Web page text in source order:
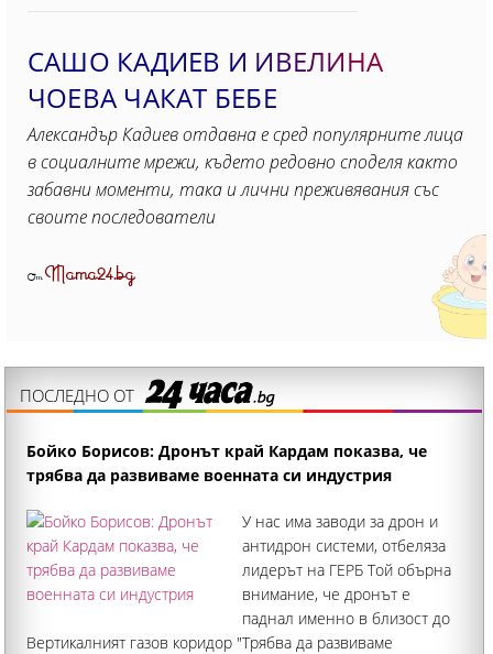
САШО КАДИЕВ И ИВЕЛИНА
ЧОЕВА ЧАКАТ БЕБЕ
Александър Кадиев отдавна е сред популярните лица
в социалните мрежи, където редовно споделя както
забавни моменти, така и лични преживявания със
своите последователи
ОтMama24.bg
ПОСЛЕДНО ОТ
Бойко Борисов: Дронът край Кардам показва, че
трябва да развиваме военната си индустрия
У нас има заводи за дрон и
антидрон системи, отбеляза
лидерът на ГЕРБ Той обърна
внимание, че дронът е
паднал именно в близост до
Вертикалният газов коридор "Трябва да развиваме